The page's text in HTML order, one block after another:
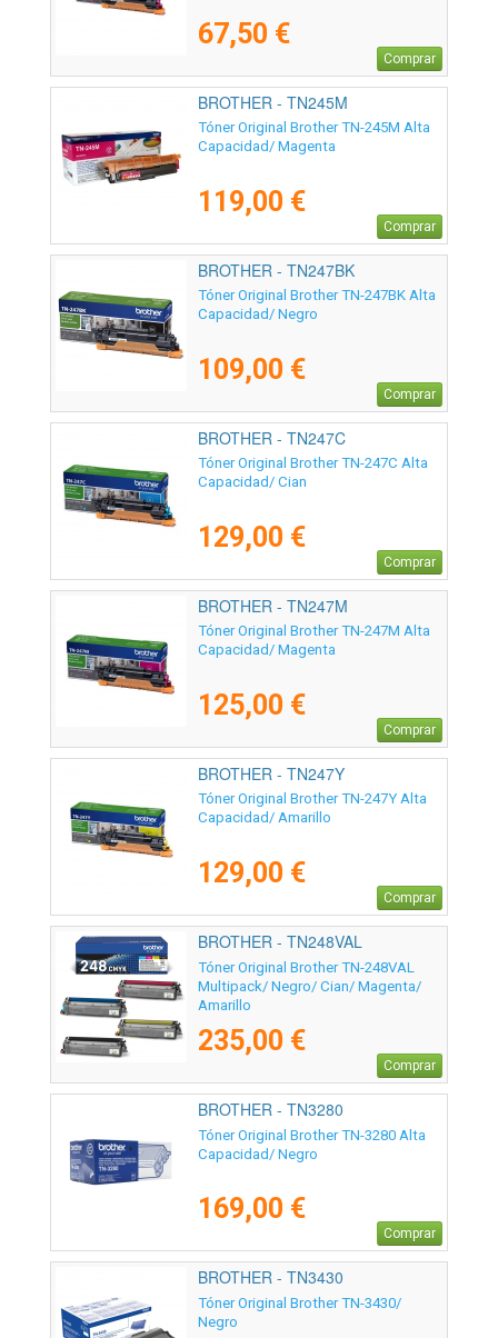
67,50 €
Comprar
BROTHER - TN245M
Tóner Original Brother TN-245M Alta
Capacidad/ Magenta
119,00 €
Comprar
BROTHER - TN247BK
Tóner Original Brother TN-247BK Alta
Capacidad/ Negro
109,00 €
Comprar
BROTHER - TN247C
Tóner Original Brother TN-247C Alta
Capacidad/ Cian
129,00 €
Comprar
BROTHER - TN247M
Tóner Original Brother TN-247M Alta
Capacidad/ Magenta
125,00 €
Comprar
BROTHER - TN247Y
Tóner Original Brother TN-247Y Alta
Capacidad/ Amarillo
129,00 €
Comprar
BROTHER - TN248VAL
Tóner Original Brother TN-248VAL
Multipack/ Negro/ Cian/ Magenta/
Amarillo
235,00 €
Comprar
BROTHER - TN3280
Tóner Original Brother TN-3280 Alta
Capacidad/ Negro
169,00 €
Comprar
BROTHER - TN3430
Tóner Original Brother TN-3430/
Negro